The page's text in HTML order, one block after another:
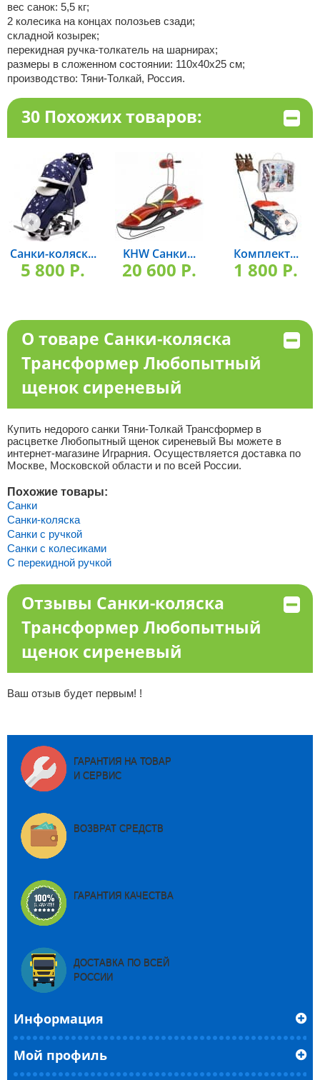
вес санок: 5,5 кг;
2 колесика на концах полозьев сзади;
складной козырек;
перекидная ручка-толкатель на шарнирах;
размеры в сложенном состоянии: 110х40х25 см;
производство: Тяни-Толкай, Россия.
30 Похожих товаров:
Санки-коляск...
5 800 P.
KHW Санки...
20 600 P.
Комплект...
1 800 P.
О товаре Санки-коляска
Трансформер Любопытный
щенок сиреневый
Купить недорого санки Тяни-Толкай Трансформер в
расцветке Любопытный щенок сиреневый Вы можете в
интернет-магазине Играрния. Осуществляется доставка по
Москве, Московской области и по всей России.
Похожие товары:
Санки
Санки-коляска
Санки с ручкой
Санки с колесиками
С перекидной ручкой
Отзывы Санки-коляска
Трансформер Любопытный
щенок сиреневый
Ваш отзыв будет первым! !
ГАРАНТИЯ НА ТОВАР
И СЕРВИС
ВОЗВРАТ СРЕДСТВ
ГАРАНТИЯ КАЧЕСТВА
ДОСТАВКА ПО ВСЕЙ
РОССИИ
Информация
Мой профиль